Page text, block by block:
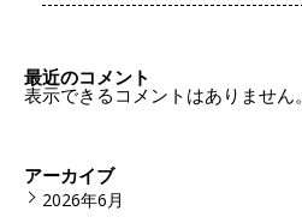
最近のコメント
表示できるコメントはありません。
アーカイブ
2026年6月